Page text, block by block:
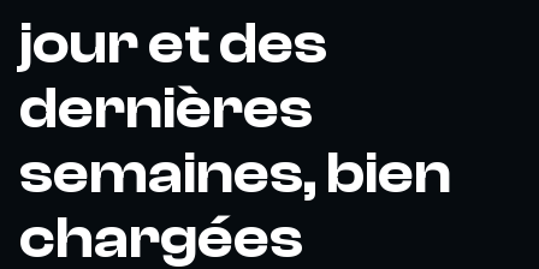
jour et des
dernières
semaines, bien
chargées